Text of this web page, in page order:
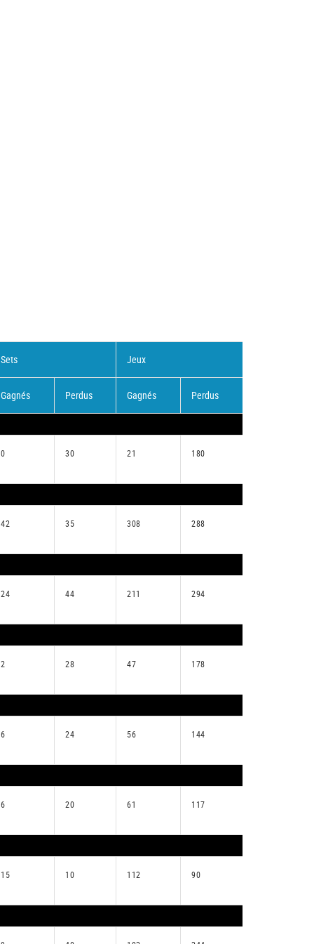
Sets Jeux
Gagnés Perdus Gagnés Perdus
0 30 21 180
42 35 308 288
24 44 211 294
2 28 47 178
6 24 56 144
6 20 61 117
15 10 112 90